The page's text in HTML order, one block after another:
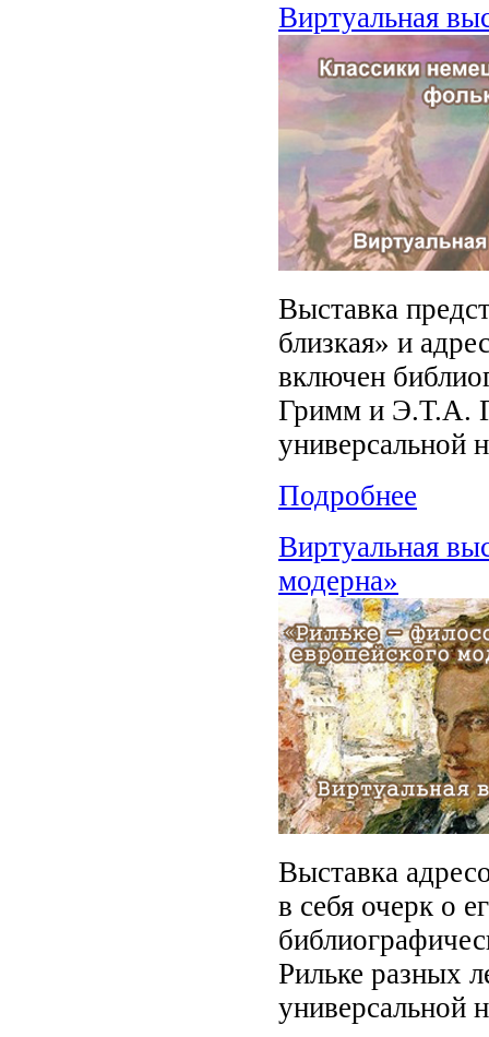
Виртуальная
Выставка
близкая» и
включен
Гримм и Э.Т.А.
универсальной
Подробнее
Виртуальная
модерна»
Выставка
в себя очерк о
Рильке разных
универсальной